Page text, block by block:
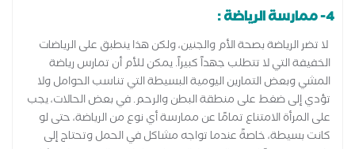
4- ممارسة الرياضة :
لا تضر الرياضة بصحة الأم والجنين، ولكن هذا ينطبق على الرياضات
الخفيفة التي لا تتطلب جهداً كبيراً. يمكن للأم أن تمارس رياضة
المشي وبعض التمارين اليومية البسيطة التي تناسب الحوامل ولا
تؤدي إلى ضغط على منطقة البطن والرحم. في بعض الحالات، يجب
على المرأة الامتناع تمامًا عن ممارسة أي نوع من الرياضة، حتى لو
كانت بسيطة، خاصةً عندما تواجه مشاكل في الحمل وتحتاج إلى